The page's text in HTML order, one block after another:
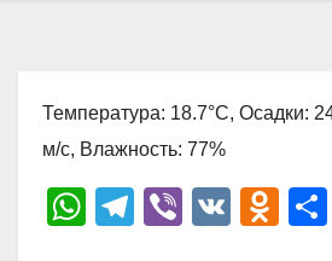
Температура: 18.7°C, Осадки:
м/с, Влажность: 77%
W
T
Vi
V
O